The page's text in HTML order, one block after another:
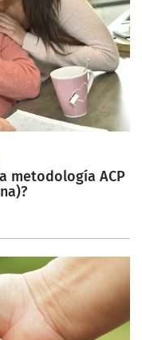
metodología ACP